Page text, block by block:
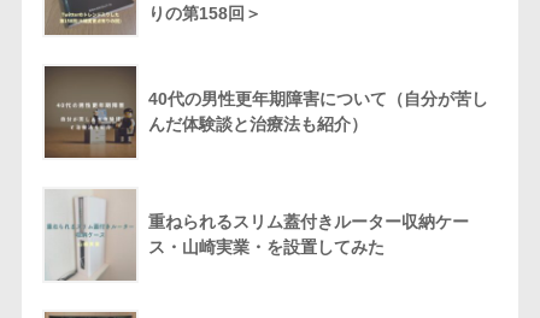
りの第158回＞
40代の男性更年期障害について（自分が苦し
んだ体験談と治療法も紹介）
重ねられるスリム蓋付きルーター収納ケー
ス・山崎実業・を設置してみた